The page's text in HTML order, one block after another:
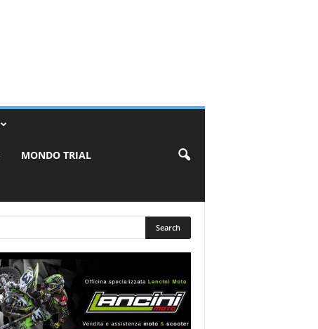
MONDO TRIAL